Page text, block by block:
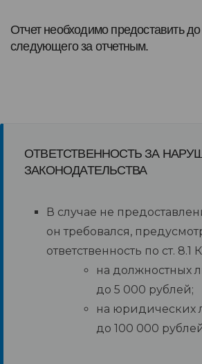
Отчет необходимо предоставить
следующего за отчетным.
ОТВЕТСТВЕННОСТЬ ЗА
ЗАКОНОДАТЕЛЬСТВА
В случае не
он требовался,
ответственность по ст.
на должностных
до 5 000 рублей;
на юридических
до 100 000